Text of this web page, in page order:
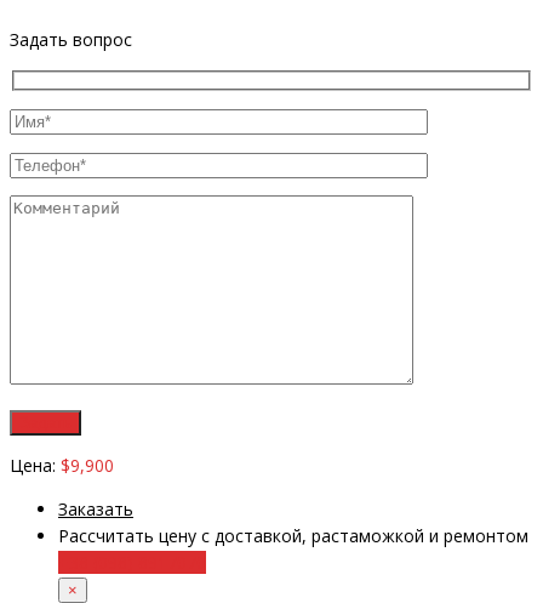
Задать вопрос
Цена: $9,900
Заказать
Рассчитать цену с доставкой, растаможкой и ремонтом
×